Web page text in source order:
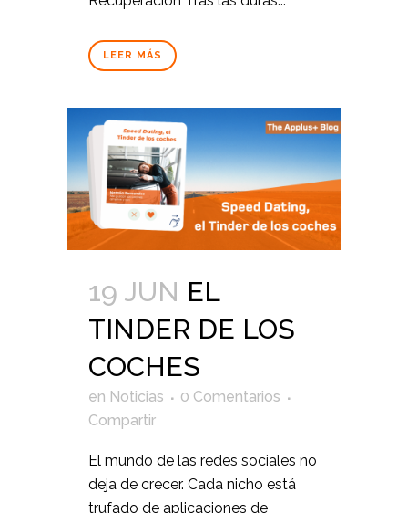
LEER MÁS
19 JUN EL
TINDER DE LOS
COCHES
en Noticias
0 Comentarios
Compartir
El mundo de las redes sociales no
deja de crecer. Cada nicho está
trufado de aplicaciones de